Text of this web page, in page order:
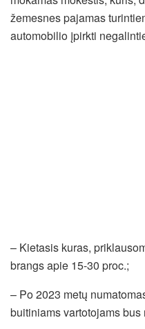
žemesnes pajamas
automobilio įpirkti
– Kietasis kuras,
brangs apie 15-30 proc.;
– Po 2023 metų
buitiniams vartotojams bus